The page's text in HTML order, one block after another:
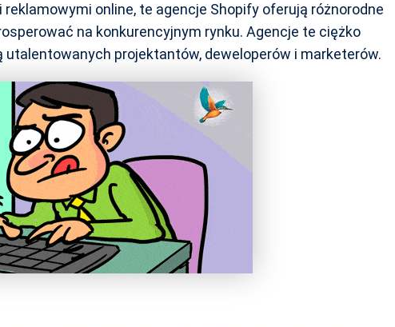
online, te agencje Shopify oferują różnorodne
na konkurencyjnym rynku. Agencje te ciężko
projektantów, deweloperów i marketerów.